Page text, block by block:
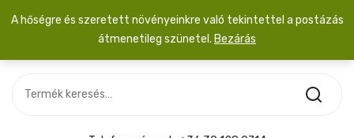
SZOBANÖVÉNY
A hőségre és szeretett növényeinkre való tekintettel a postázás
átmenetileg szünetel. Bezárás